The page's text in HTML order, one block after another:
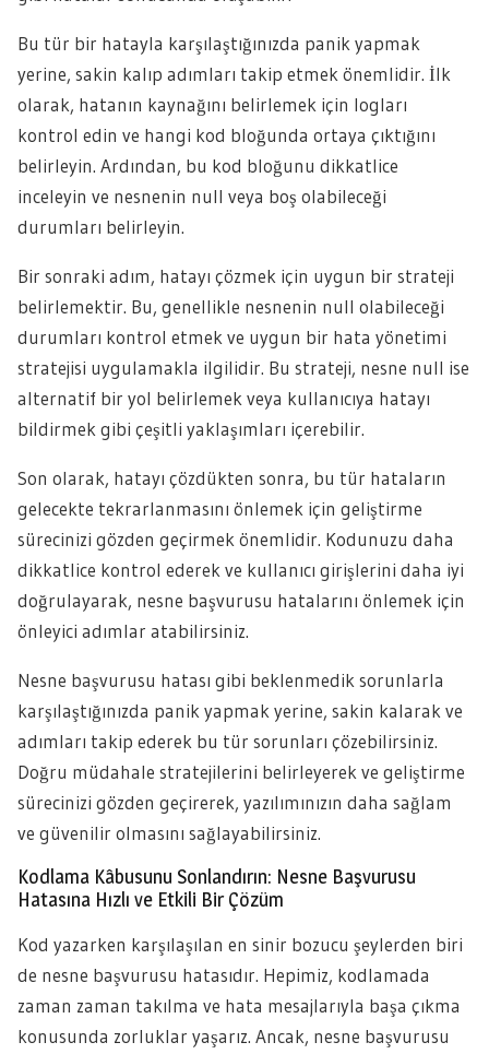
Bu tür bir hatayla karşılaştığınızda panik yapmak
yerine, sakin kalıp adımları takip etmek önemlidir. İlk
olarak, hatanın kaynağını belirlemek için logları
kontrol edin ve hangi kod bloğunda ortaya çıktığını
belirleyin. Ardından, bu kod bloğunu dikkatlice
inceleyin ve nesnenin null veya boş olabileceği
durumları belirleyin.
Bir sonraki adım, hatayı çözmek için uygun bir strateji
belirlemektir. Bu, genellikle nesnenin null olabileceği
durumları kontrol etmek ve uygun bir hata yönetimi
stratejisi uygulamakla ilgilidir. Bu strateji, nesne null ise
alternatif bir yol belirlemek veya kullanıcıya hatayı
bildirmek gibi çeşitli yaklaşımları içerebilir.
Son olarak, hatayı çözdükten sonra, bu tür hataların
gelecekte tekrarlanmasını önlemek için geliştirme
sürecinizi gözden geçirmek önemlidir. Kodunuzu daha
dikkatlice kontrol ederek ve kullanıcı girişlerini daha iyi
doğrulayarak, nesne başvurusu hatalarını önlemek için
önleyici adımlar atabilirsiniz.
Nesne başvurusu hatası gibi beklenmedik sorunlarla
karşılaştığınızda panik yapmak yerine, sakin kalarak ve
adımları takip ederek bu tür sorunları çözebilirsiniz.
Doğru müdahale stratejilerini belirleyerek ve geliştirme
sürecinizi gözden geçirerek, yazılımınızın daha sağlam
ve güvenilir olmasını sağlayabilirsiniz.
Kodlama Kâbusunu Sonlandırın: Nesne Başvurusu
Hatasına Hızlı ve Etkili Bir Çözüm
Kod yazarken karşılaşılan en sinir bozucu şeylerden biri
de nesne başvurusu hatasıdır. Hepimiz, kodlamada
zaman zaman takılma ve hata mesajlarıyla başa çıkma
konusunda zorluklar yaşarız. Ancak, nesne başvurusu